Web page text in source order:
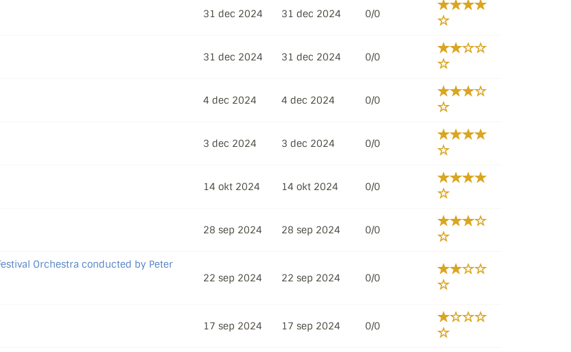
31 dec 2024 31 dec 2024 0/0
31 dec 2024 31 dec 2024 0/0
4 dec 2024 4 dec 2024 0/0
3 dec 2024 3 dec 2024 0/0
14 okt 2024 14 okt 2024 0/0
28 sep 2024 28 sep 2024 0/0
Orchestra conducted by Peter
22 sep 2024 22 sep 2024 0/0
17 sep 2024 17 sep 2024 0/0